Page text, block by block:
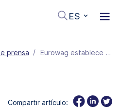
ES
prensa Eurowag establece una asociación estratégica con JITpay™ Group
Compartir artículo: